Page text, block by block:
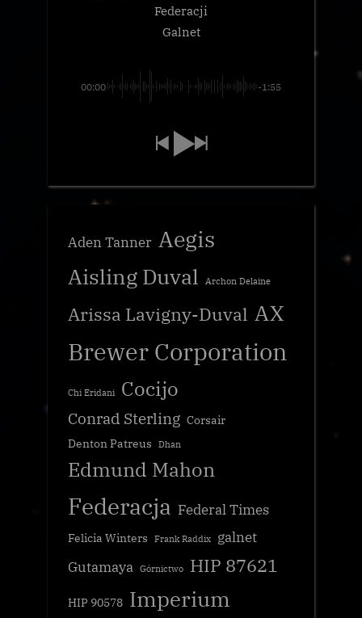
Federacji
Galnet
00:00 -1:55
Aden Tanner Aegis
Aisling Duval Archon Delaine
Arissa Lavigny-Duval AX
Brewer Corporation
Chi Eridani Cocijo
Conrad Sterling Corsair
Denton Patreus
Dhan
Edmund Mahon
Federacja Federal Times
Felicia Winters Frank Raddix
galnet
Gutamaya Górnictwo HIP 87621
HIP 90578 Imperium